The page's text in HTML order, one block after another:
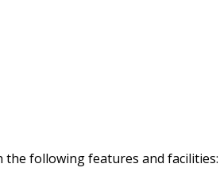
the following features and facilities: